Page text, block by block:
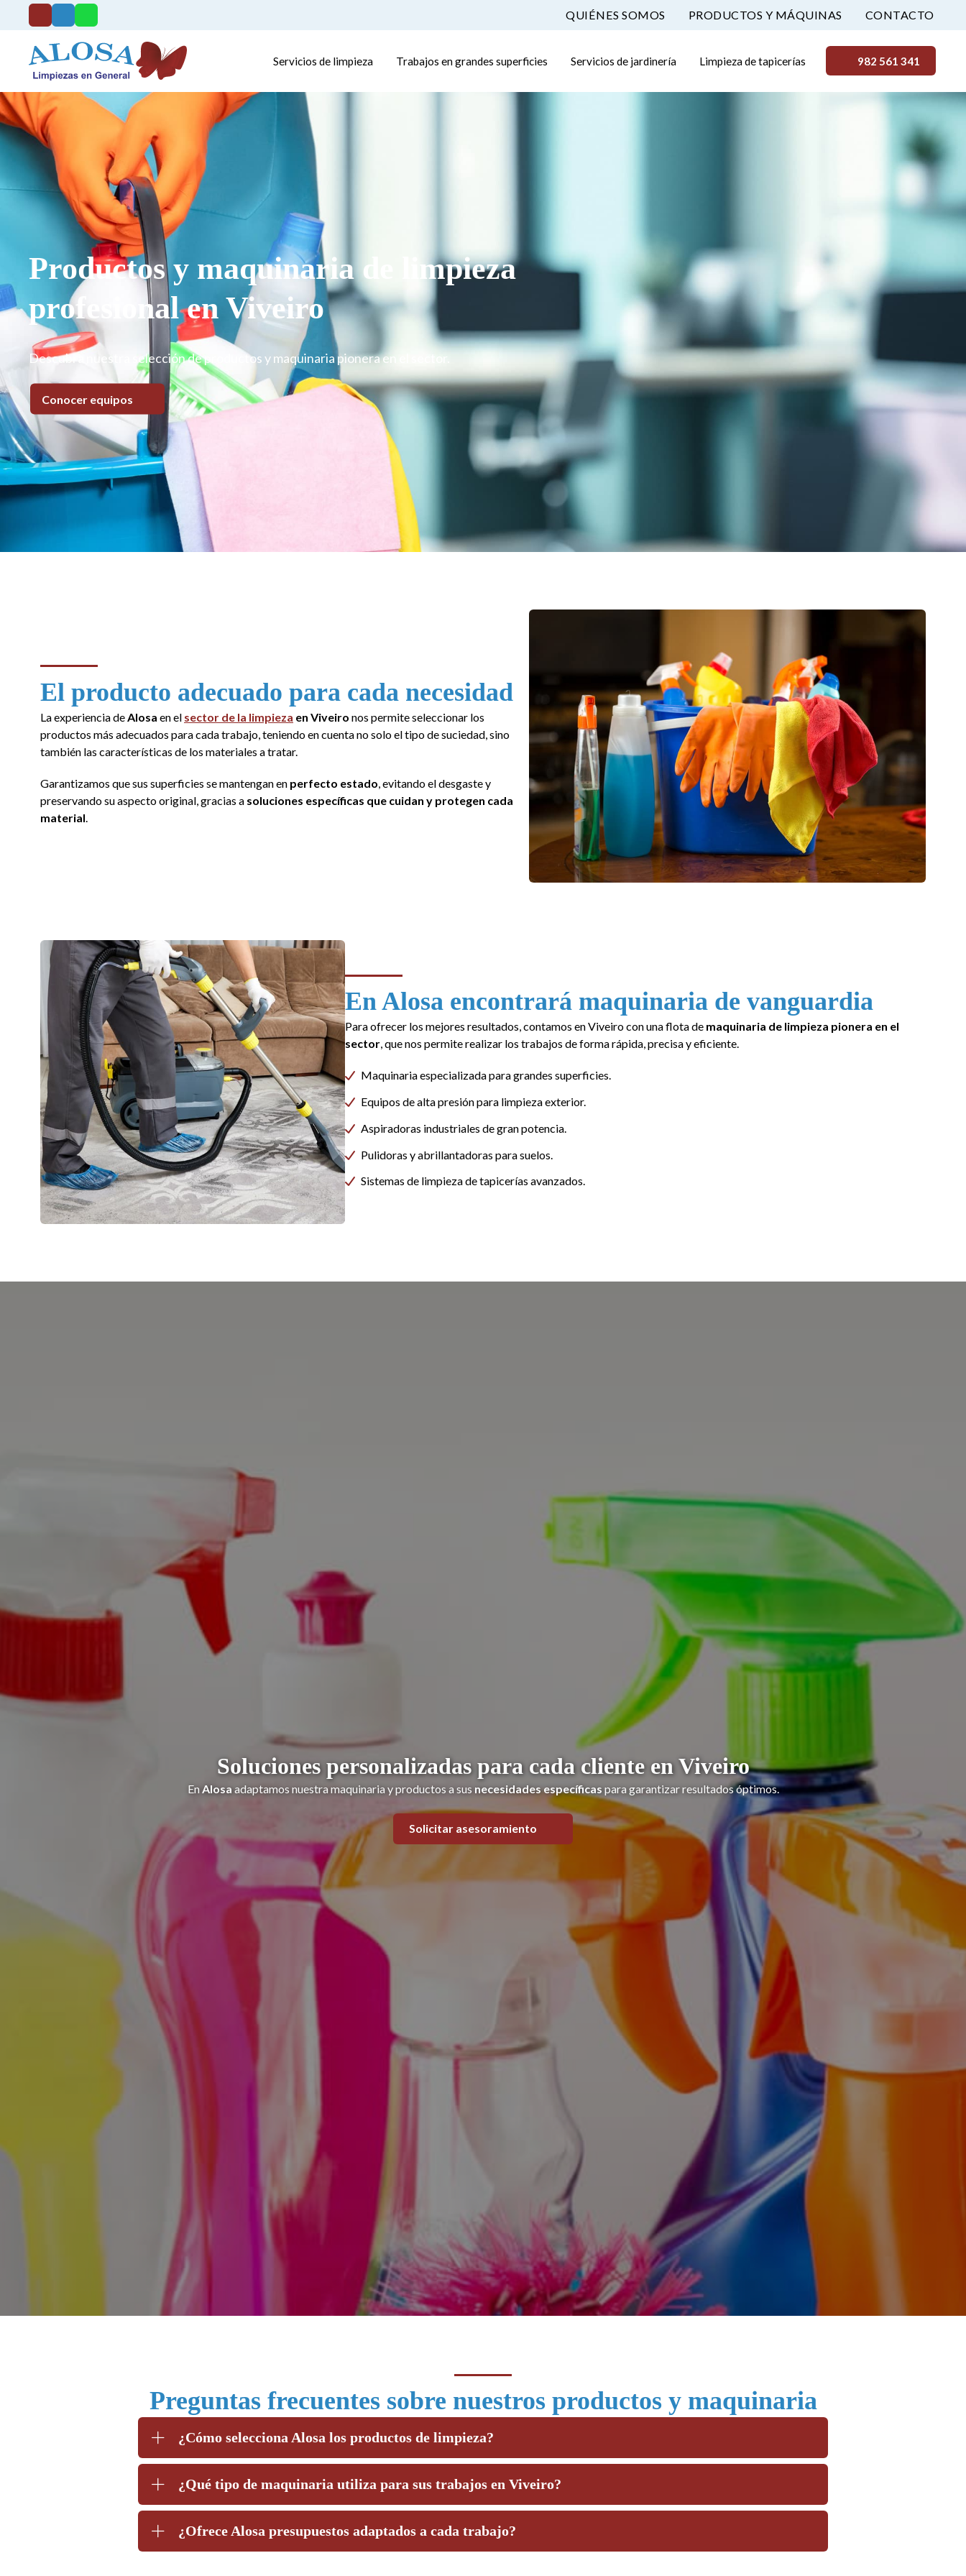
QUIÉNES SOMOS PRODUCTOS Y MÁQUINAS CONTACTO
Servicios de limpieza Trabajos en grandes superficies Servicios de jardinería Limpieza de tapicerías 982 561 341
Productos y maquinaria de limpieza
profesional en Viveiro
Descubra nuestra selección de productos y maquinaria pionera en el sector.
Conocer equipos
El producto adecuado para cada necesidad
La experiencia deAlosa en el sector de la limpieza en Viveiro nos permite seleccionar los
productos más adecuados para cada trabajo, teniendo en cuenta no solo el tipo de suciedad, sino
también las características de los materiales a tratar.
Garantizamos que sus superficies se mantengan en perfecto estado, evitando el desgaste y
preservando su aspecto original, gracias a soluciones específicas que cuidan y protegen cada
material.
En Alosa encontrará maquinaria de vanguardia
Para ofrecer los mejores resultados, contamos en Viveiro con unaflota de maquinaria de limpieza pionera en el
sector, que nos permite realizar los trabajos de forma rápida, precisa y eficiente.
Maquinaria especializada para grandes superficies.
Equipos de alta presión para limpieza exterior.
Aspiradoras industriales de gran potencia.
Pulidoras y abrillantadoras para suelos.
Sistemas de limpieza de tapicerías avanzados.
Soluciones personalizadas para cada cliente en Viveiro
En Alosaadaptamos nuestra maquinaria y productos a sus necesidades específicaspara garantizar resultados óptimos.
Solicitar asesoramiento
Preguntas frecuentes sobre nuestros productos y maquinaria
¿Cómo selecciona Alosa los productos de limpieza?
¿Qué tipo de maquinaria utiliza para sus trabajos en Viveiro?
¿Ofrece Alosa presupuestos adaptados a cada trabajo?